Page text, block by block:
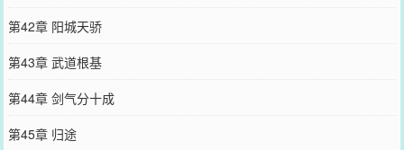
第42章 阳城天骄
第43章 武道根基
第44章 剑气分十成
第45章 归途